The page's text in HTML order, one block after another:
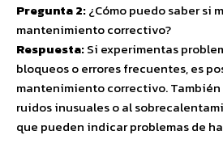
Pregunta 2:¿Cómo puedo saber si
mantenimiento correctivo?
Respuesta:Si experimentas
bloqueos o errores frecuentes, es
mantenimiento correctivo.
ruidos inusuales o al
que pueden indicar problemas de